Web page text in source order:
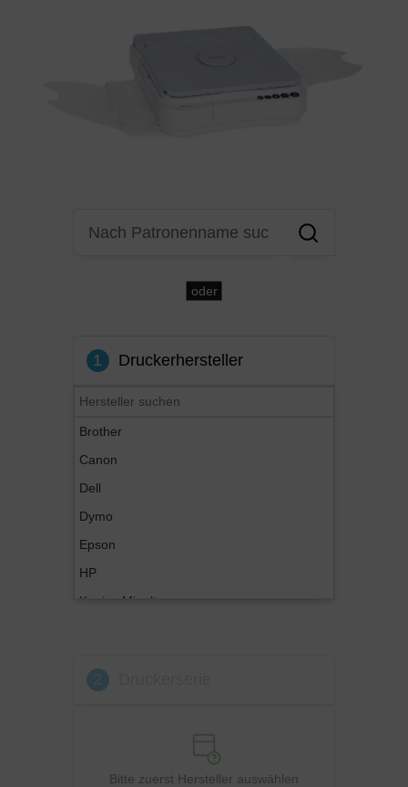
oder
1 Druckerhersteller
Brother
Canon
Dell
Dymo
Epson
HP
Konica Minolta
OKI
Bitte zuerst Hersteller auswählen